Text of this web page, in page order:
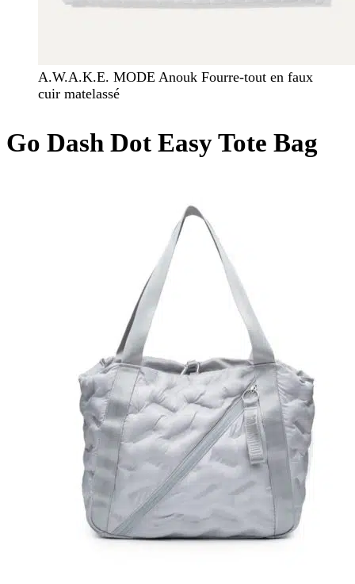
A.W.A.K.E. MODE Anouk Fourre-tout en faux
cuir matelassé
Go Dash Dot Easy Tote Bag